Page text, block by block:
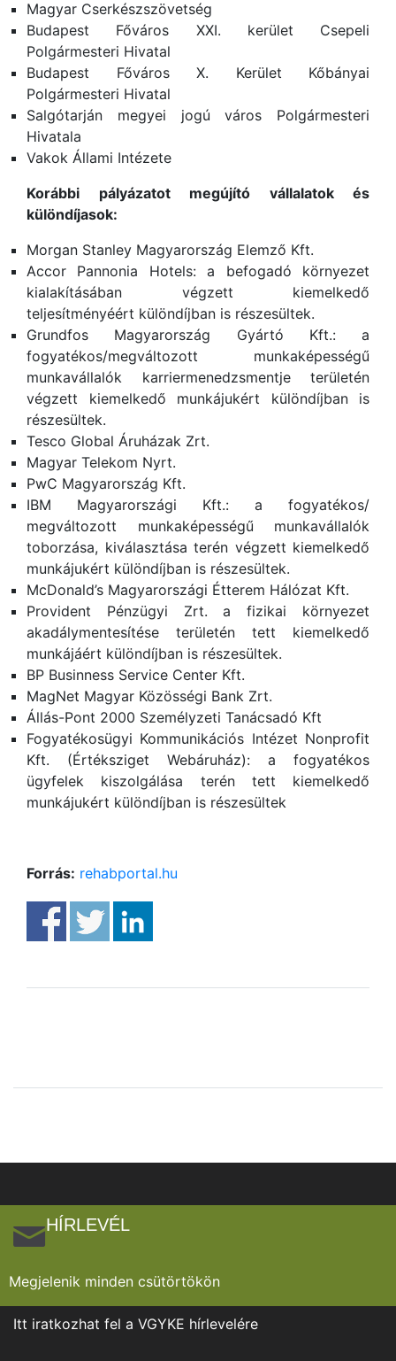
Magyar Cserkészszövetség
Budapest Főváros XXI. kerület Csepeli
Polgármesteri Hivatal
Budapest Főváros X. Kerület Kőbányai
Polgármesteri Hivatal
Salgótarján megyei jogú város Polgármesteri
Hivatala
Vakok Állami Intézete
Korábbi pályázatot megújító vállalatok és
különdíjasok:
Morgan Stanley Magyarország Elemző Kft.
Accor Pannonia Hotels: a befogadó környezet
kialakításában végzett kiemelkedő
teljesítményéért különdíjban is részesültek.
Grundfos Magyarország Gyártó Kft.: a
fogyatékos/megváltozott munkaképességű
munkavállalók karriermenedzsmentje területén
végzett kiemelkedő munkájukért különdíjban is
részesültek.
Tesco Global Áruházak Zrt.
Magyar Telekom Nyrt.
PwC Magyarország Kft.
IBM Magyarországi Kft.: a fogyatékos/
megváltozott munkaképességű munkavállalók
toborzása, kiválasztása terén végzett kiemelkedő
munkájukért különdíjban is részesültek.
McDonald’s Magyarországi Étterem Hálózat Kft.
Provident Pénzügyi Zrt. a fizikai környezet
akadálymentesítése területén tett kiemelkedő
munkájáért különdíjban is részesültek.
BP Businness Service Center Kft.
MagNet Magyar Közösségi Bank Zrt.
Állás-Pont 2000 Személyzeti Tanácsadó Kft
Fogyatékosügyi Kommunikációs Intézet Nonprofit
Kft. (Értéksziget Webáruház): a fogyatékos
ügyfelek kiszolgálása terén tett kiemelkedő
munkájukért különdíjban is részesültek
Forrás: rehabportal.hu
HÍRLEVÉL
Megjelenik minden csütörtökön
Itt iratkozhat fel a VGYKE hírlevelére